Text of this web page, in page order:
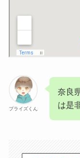
プライズくん
奈良
は是